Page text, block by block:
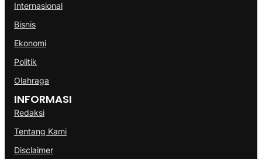
Internasional
Bisnis
Ekonomi
Politik
Olahraga
INFORMASI
Redaksi
Tentang Kami
Disclaimer